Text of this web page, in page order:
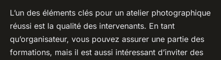
L’un des éléments clés pour un atelier photographique
réussi est la qualité des intervenants. En tant
qu’organisateur, vous pouvez assurer une partie des
formations, mais il est aussi intéressant d’inviter des